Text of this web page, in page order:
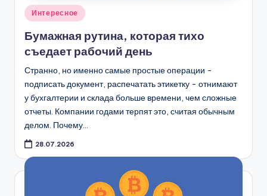
Опубликовано
Интересное
Бумажная рутина, которая тихо
съедает рабочий день
Странно, но именно самые простые операции -
подписать документ, распечатать этикетку - отнимают
у бухгалтерии и склада больше времени, чем сложные
отчеты. Компании годами терпят это, считая обычным
делом. Почему…
28.07.2026